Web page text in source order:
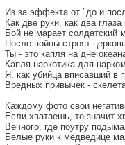
Из за эффекта от "до и
Как две руки, как два глаза
Бой не марает солдатский
После войны строят
Ты - это капля на дне
Капля наркотика для
Я, как убийца вписавший в
Вредных привычек -
Каждому фото свои
Если хватаешь, то значит
Вечного, где поутру
Белые руки к медведице